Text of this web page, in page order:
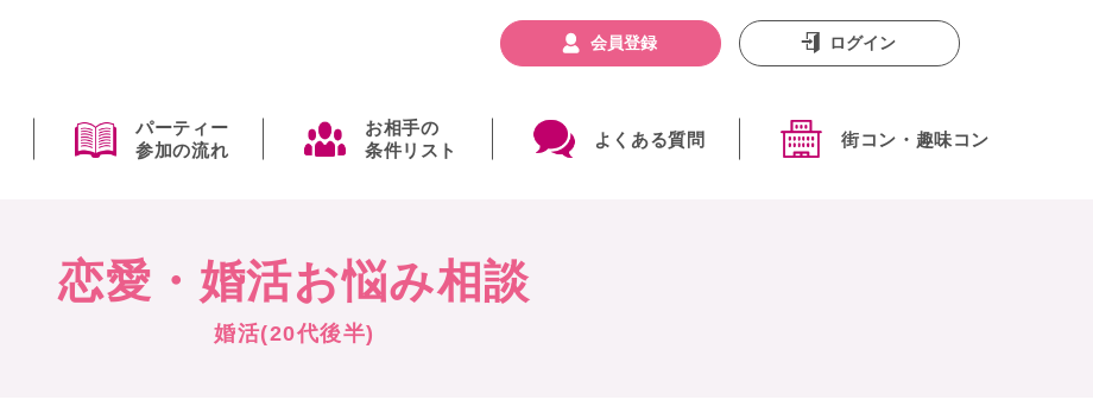
パーティー
参加の流れ
お相手の
条件リスト
よくある質問 街コン・趣味コン
会員登録 ログイン
恋愛・婚活お悩み相談
婚活(20代後半)